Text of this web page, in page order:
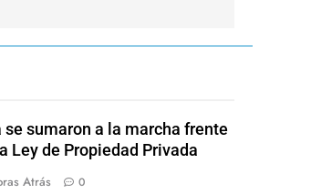
se sumaron a la marcha frente
Ley de Propiedad Privada
Atrás 0